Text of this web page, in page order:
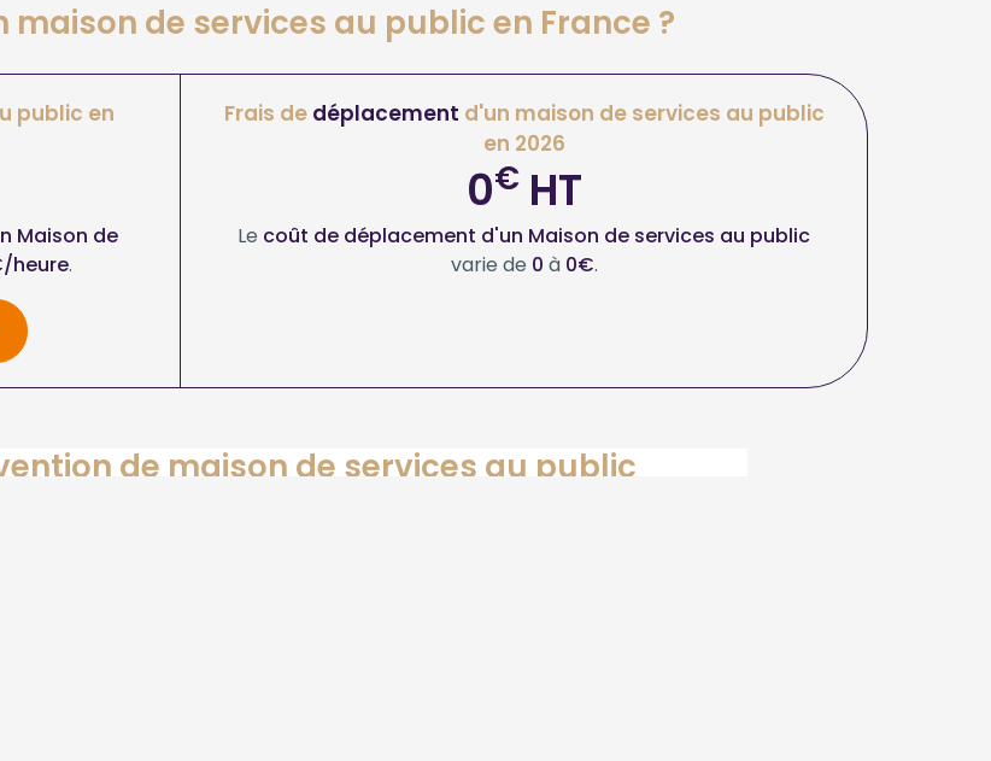
de services au public en France ?
public en
Maison de
heure.
Frais de déplacement d'un maison de services au public
en 2026
0€HT
Le coût de déplacement d'un Maison de services au public
varie de 0 à 0€.
de maison de services au public